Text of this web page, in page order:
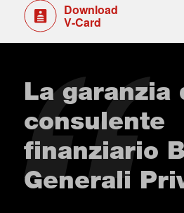
Download
V-Card
La garanzia
consulente
finanziario
Generali